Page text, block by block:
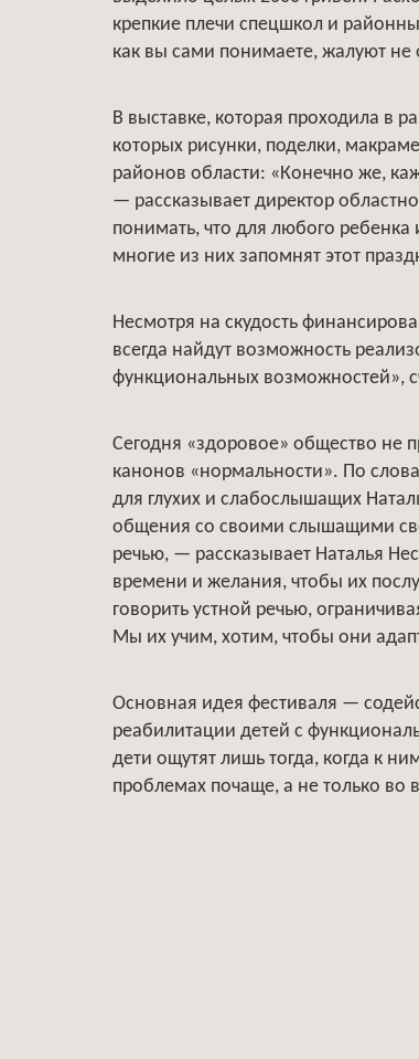
крепкие плечи спецшкол и
как вы сами понимаете, жалуют не
В выставке, которая проходила в
которых рисунки, поделки,
районов области: «Конечно же,
— рассказывает директор
понимать, что для любого
многие из них запомнят этот
Несмотря на скудость
всегда найдут возможность
функциональных возможностей»,
Сегодня «здоровое» общество не
канонов «нормальности». По
для глухих и слабослышащих
общения со своими слышащими
речью, — рассказывает Наталья
времени и желания, чтобы их
говорить устной речью,
Мы их учим, хотим, чтобы они
Основная идея фестиваля —
реабилитации детей с
дети ощутят лишь тогда, когда к
проблемах почаще, а не только во